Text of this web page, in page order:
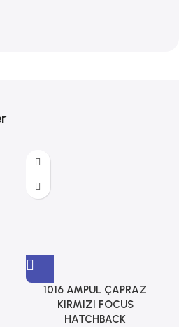
1016 AMPUL ÇAPRAZ
KIRMIZI FOCUS
HATCHBACK